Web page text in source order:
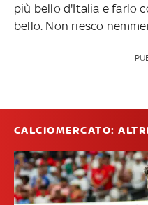
più bello d'Italia e farlo
bello. Non riesco
CALCIOMERCATO: